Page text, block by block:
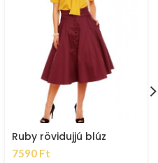
Ruby rövidujjú blúz
7590 Ft